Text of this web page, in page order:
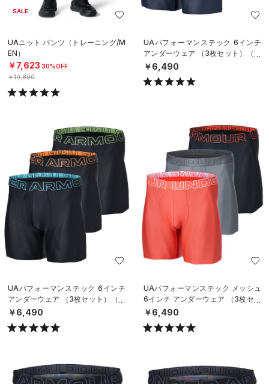
SALE
UAニット パンツ（トレーニング/M
EN）
￥7,623 30%OFF
￥10,890
UAパフォーマンステック 6インチ
アンダーウェア （3枚セット）（ト
レーニング/MEN）
￥6,490
UAパフォーマンステック 6インチ
アンダーウェア （3枚セット）（ト
レーニング/MEN）
￥6,490
UAパフォーマンステック メッシュ
6インチ アンダーウェア （3枚セッ
ト）（トレーニング/MEN）
￥6,490